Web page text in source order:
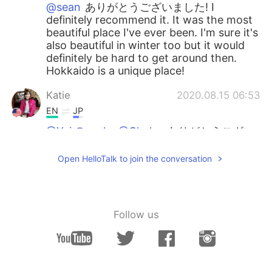
@sean ありがとうございました! I
definitely recommend it. It was the most
beautiful place I've ever been. I'm sure it's
also beautiful in winter too but it would
definitely be hard to get around then.
Hokkaido is a unique place!
Katie 2020.08.15 06:53
EN JP
@Yui @ayaka @Chako
ありがとうござい
げられて、良かったです。
だけど、関東の厳しくて暑い天気を逃
げられて、良かったです。
(嚴 is old
Open HelloTalk to join the conversation
Follow us